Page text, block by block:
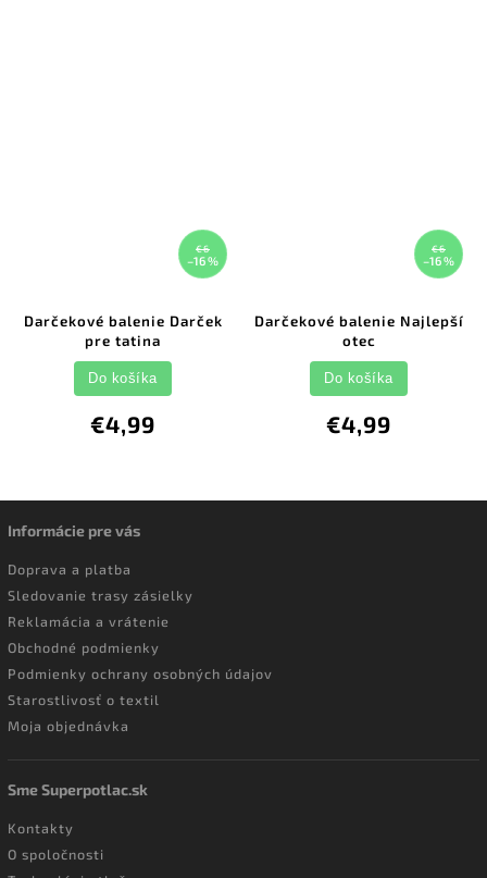
€6
–16 %
Darčekové balenie Darček
pre tatina
€4,99
Do košíka
€6
–16 %
Darčekové balenie Najlepší
otec
€4,99
Do košíka
Informácie pre vás
Doprava a platba
Sledovanie trasy zásielky
Reklamácia a vrátenie
Obchodné podmienky
Podmienky ochrany osobných údajov
Starostlivosť o textil
Moja objednávka
Sme Superpotlac.sk
Kontakty
O spoločnosti